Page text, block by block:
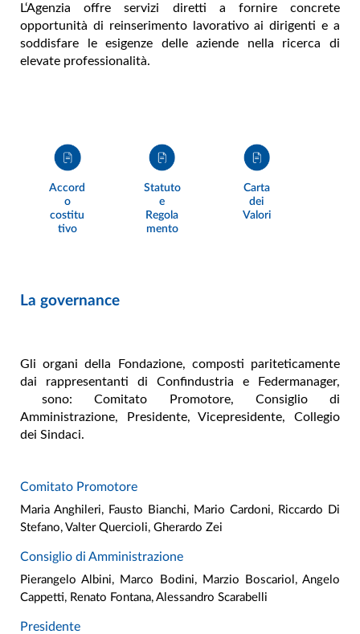
L‘Agenzia offre servizi diretti a fornire concrete
opportunità di reinserimento lavorativo ai dirigenti e a
soddisfare le esigenze delle aziende nella ricerca di
elevate professionalità.
Accord
o
costitu
tivo
Statuto
e
Regola
mento
Carta
dei
Valori
La governance
Gli organi della Fondazione, composti pariteticamente
dai rappresentanti di Confindustria e Federmanager,
sono: Comitato Promotore, Consiglio di
Amministrazione, Presidente, Vicepresidente, Collegio
dei Sindaci.
Comitato Promotore
Maria Anghileri, Fausto Bianchi, Mario Cardoni, Riccardo Di
Stefano, Valter Quercioli, Gherardo Zei
Consiglio di Amministrazione
Pierangelo Albini, Marco Bodini, Marzio Boscariol, Angelo
Cappetti, Renato Fontana, Alessandro Scarabelli
Presidente